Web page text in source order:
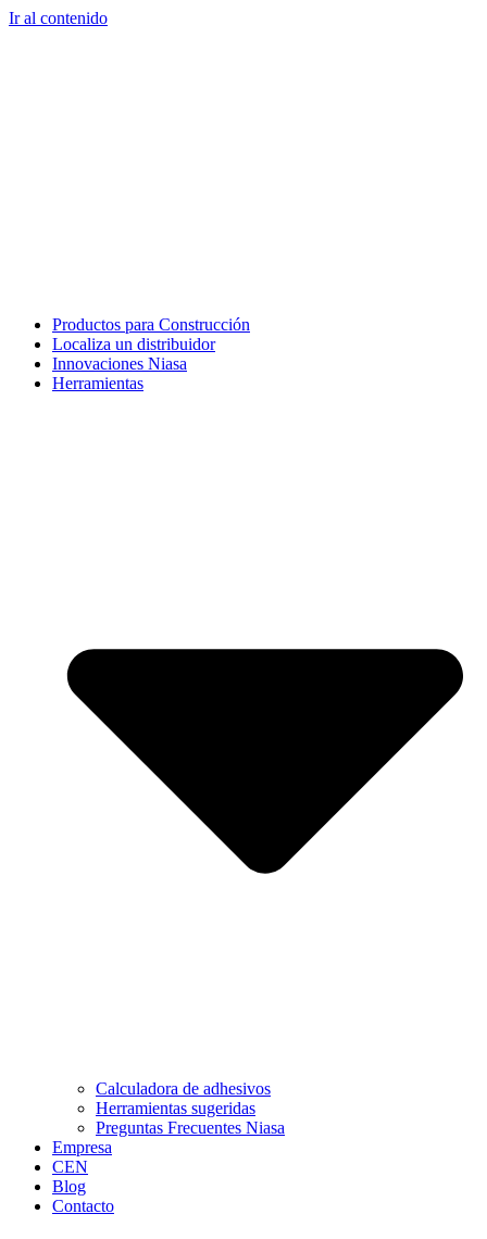
Ir al contenido
Productos para Construcción
Localiza un distribuidor
Innovaciones Niasa
Herramientas
Calculadora de adhesivos
Herramientas sugeridas
Preguntas Frecuentes Niasa
Empresa
CEN
Blog
Contacto